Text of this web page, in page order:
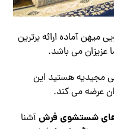
میهن آماده ارائه برترین
می باشد.
مجیدیه هستید این
عرضه می کند.
شستشوی فرشآشنا